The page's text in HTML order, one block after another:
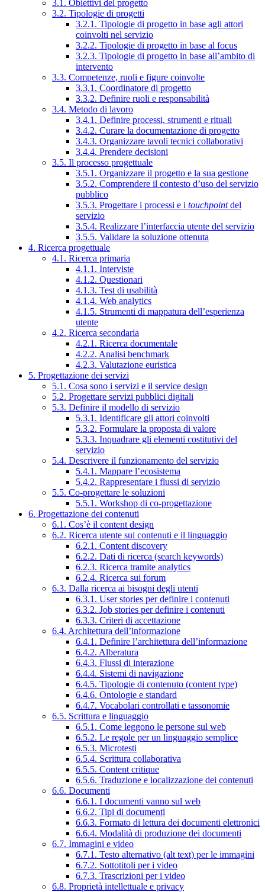
3.1. Obiettivi del progetto
3.2. Tipologie di progetti
3.2.1. Tipologie di progetto in base agli attori
coinvolti nel servizio
3.2.2. Tipologie di progetto in base al focus
3.2.3. Tipologie di progetto in base all’ambito di
intervento
3.3. Competenze, ruoli e figure coinvolte
3.3.1. Coordinatore di progetto
3.3.2. Definire ruoli e responsabilità
3.4. Metodo di lavoro
3.4.1. Definire processi, strumenti e rituali
3.4.2. Curare la documentazione di progetto
3.4.3. Organizzare tavoli tecnici collaborativi
3.4.4. Prendere decisioni
3.5. Il processo progettuale
3.5.1. Organizzare il progetto e la sua gestione
3.5.2. Comprendere il contesto d’uso del servizio
pubblico
3.5.3. Progettare i processi e i touchpointdel
servizio
3.5.4. Realizzare l’interfaccia utente del servizio
3.5.5. Validare la soluzione ottenuta
4. Ricerca progettuale
4.1. Ricerca primaria
4.1.1. Interviste
4.1.2. Questionari
4.1.3. Test di usabilità
4.1.4. Web analytics
4.1.5. Strumenti di mappatura dell’esperienza
utente
4.2. Ricerca secondaria
4.2.1. Ricerca documentale
4.2.2. Analisi benchmark
4.2.3. Valutazione euristica
5. Progettazione dei servizi
5.1. Cosa sono i servizi e il service design
5.2. Progettare servizi pubblici digitali
5.3. Definire il modello di servizio
5.3.1. Identificare gli attori coinvolti
5.3.2. Formulare la proposta di valore
5.3.3. Inquadrare gli elementi costitutivi del
servizio
5.4. Descrivere il funzionamento del servizio
5.4.1. Mappare l’ecosistema
5.4.2. Rappresentare i flussi di servizio
5.5. Co-progettare le soluzioni
5.5.1. Workshop di co-progettazione
6. Progettazione dei contenuti
6.1. Cos’è il content design
6.2. Ricerca utente sui contenuti e il linguaggio
6.2.1. Content discovery
6.2.2. Dati di ricerca (search keywords)
6.2.3. Ricerca tramite analytics
6.2.4. Ricerca sui forum
6.3. Dalla ricerca ai bisogni degli utenti
6.3.1. User stories per definire i contenuti
6.3.2. Job stories per definire i contenuti
6.3.3. Criteri di accettazione
6.4. Architettura dell’informazione
6.4.1. Definire l’architettura dell’informazione
6.4.2. Alberatura
6.4.3. Flussi di interazione
6.4.4. Sistemi di navigazione
6.4.5. Tipologie di contenuto (content type)
6.4.6. Ontologie e standard
6.4.7. Vocabolari controllati e tassonomie
6.5. Scrittura e linguaggio
6.5.1. Come leggono le persone sul web
6.5.2. Le regole per un linguaggio semplice
6.5.3. Microtesti
6.5.4. Scrittura collaborativa
6.5.5. Content critique
6.5.6. Traduzione e localizzazione dei contenuti
6.6. Documenti
6.6.1. I documenti vanno sul web
6.6.2. Tipi di documenti
6.6.3. Formato di lettura dei documenti elettronici
6.6.4. Modalità di produzione dei documenti
6.7. Immagini e video
6.7.1. Testo alternativo (alt text) per le immagini
6.7.2. Sottotitoli per i video
6.7.3. Trascrizioni per i video
6.8. Proprietà intellettuale e privacy